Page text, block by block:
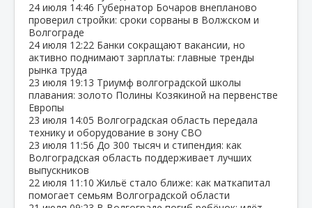
24 июля 14:46 Губернатор Бочаров внепланово
проверил стройки: сроки сорваны в Волжском и
Волгограде
24 июля 12:22 Банки сокращают вакансии, но
активно поднимают зарплаты: главные тренды
рынка труда
23 июля 19:13 Триумф волгоградской школы
плавания: золото Полины Козякиной на первенстве
Европы
23 июля 14:05 Волгоградская область передала
технику и оборудование в зону СВО
23 июля 11:56 До 300 тысяч и стипендия: как
Волгоградская область поддерживает лучших
выпускников
22 июля 11:10 Жильё стало ближе: как маткапитал
помогает семьям Волгоградской области